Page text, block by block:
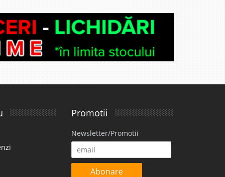
Lei
Lei
Promotii
Newsletter/Promotii
Abonare